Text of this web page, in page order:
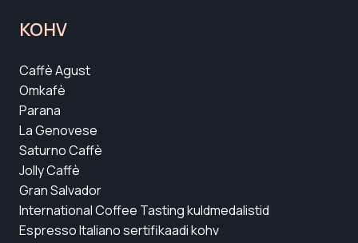
KOHV
Caffè Agust
Omkafè
Parana
La Genovese
Saturno Caffè
Jolly Caffè
Gran Salvador
International Coffee Tasting kuldmedalistid
Espresso Italiano sertifikaadi kohv